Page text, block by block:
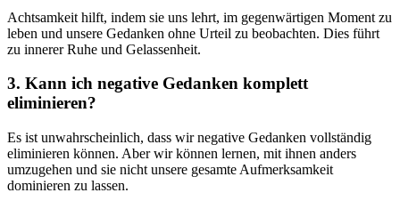
Achtsamkeit hilft, indem sie uns lehrt, im gegenwärtigen Moment zu
leben und unsere Gedanken ohne Urteil zu beobachten. Dies führt
zu innerer Ruhe und Gelassenheit.
3. Kann ich negative Gedanken komplett
eliminieren?
Es ist unwahrscheinlich, dass wir negative Gedanken vollständig
eliminieren können. Aber wir können lernen, mit ihnen anders
umzugehen und sie nicht unsere gesamte Aufmerksamkeit
dominieren zu lassen.